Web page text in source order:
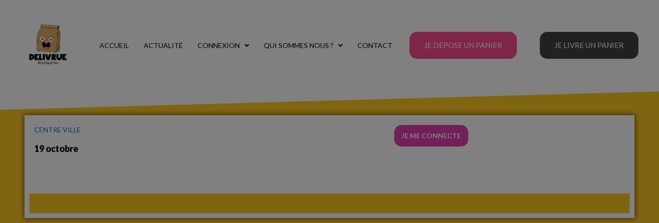
ACCUEIL ACTUALITÉ CONNEXION QUI SOMMES NOUS ? CONTACT JE DÉPOSE UN PANIER JE LIVRE UN PANIER
CENTRE VILLE
19 octobre
JE ME CONNECTE